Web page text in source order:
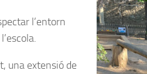
l’entorn
una extensió de